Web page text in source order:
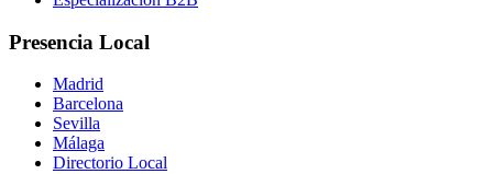
Presencia Local
Madrid
Barcelona
Sevilla
Málaga
Directorio Local